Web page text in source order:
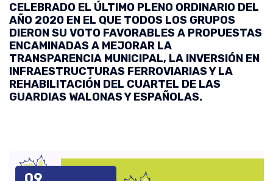
CELEBRADO EL ÚLTIMO PLENO ORDINARIO DEL
AÑO 2020 EN EL QUE TODOS LOS GRUPOS
DIERON SU VOTO FAVORABLES A PROPUESTAS
ENCAMINADAS A MEJORAR LA
TRANSPARENCIA MUNICIPAL, LA INVERSIÓN EN
INFRAESTRUCTURAS FERROVIARIAS Y LA
REHABILITACIÓN DEL CUARTEL DE LAS
GUARDIAS WALONAS Y ESPAÑOLAS.